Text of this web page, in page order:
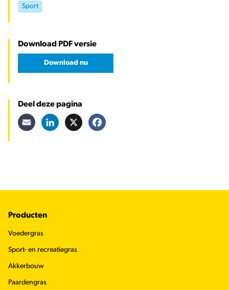
Sport
Download PDF versie
Download nu
Deel deze pagina
Email LinkedIn
Footer
Producten
Voedergras
Sport- en recreatiegras
Akkerbouw
Paardengras